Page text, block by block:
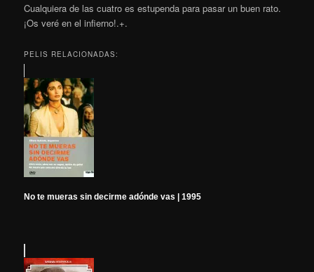
Cualquiera de las cuatro es estupenda para pasar un buen rato.
¡Os veré en el infierno!.+.
PELIS RELACIONADAS:
No te mueras sin decirme adónde vas | 1995